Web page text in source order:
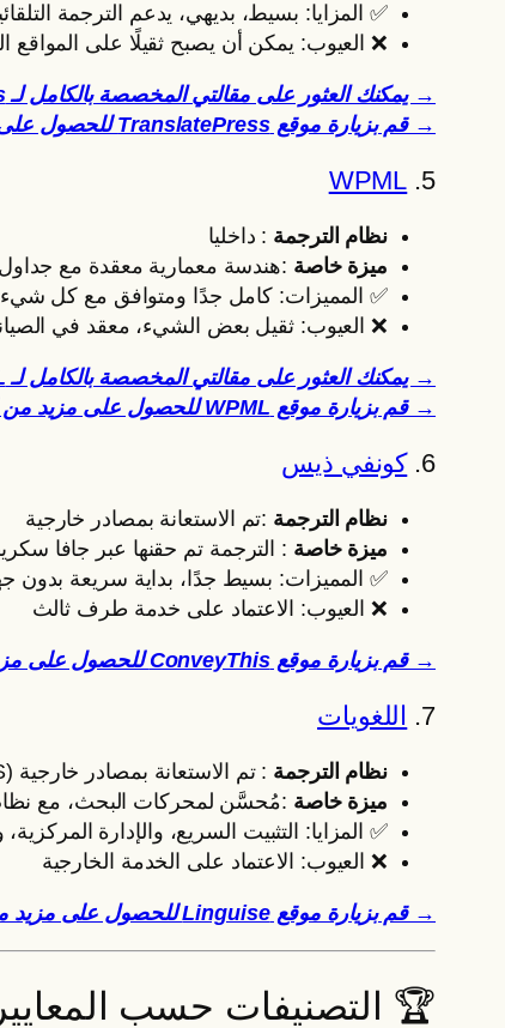
✅ المزايا: بسيط، بديهي، يدعم الترجمة
❌ العيوب: يمكن أن يصبح ثقيلًا على المواقع
→ يمكنك العثور على مقالتي المخصصة بالكامل لـ TranslatePress هنا.
→ قم بزيارة موقع TranslatePress للحصول على مزيد من المعلومات
5.
WPML
نظام الترجمة : داخليا
ميزة خاصة :هندسة معمارية معقدة مع
✅ المميزات: كامل جدًا ومتوافق مع كل شيء
❌ العيوب: ثقيل بعض الشيء، معقد في
→ يمكنك العثور على مقالتي المخصصة بالكامل لـ WPML هنا.
→ قم بزيارة موقع WPML للحصول على مزيد من المعلومات
6. كونفي ذيس
نظام الترجمة :تم الاستعانة بمصادر خارجية
ميزة خاصة : الترجمة تم حقنها عبر جافا
✅ المميزات: بسيط جدًا، بداية سريعة بدون
❌ العيوب: الاعتماد على خدمة طرف ثالث
→ قم بزيارة موقع ConveyThis للحصول على مزيد من المعلومات
7. اللغويات
نظام الترجمة : تم الاستعانة بمصادر خارجية (SaaS خارجي)
ميزة خاصة :مُحسَّن لمحركات البحث، مع
✅ المزايا: التثبيت السريع، والإدارة
❌ العيوب: الاعتماد على الخدمة الخارجية
→ قم بزيارة موقع Linguise للحصول على مزيد من المعلومات
🏆 التصنيفات حسب المعايير